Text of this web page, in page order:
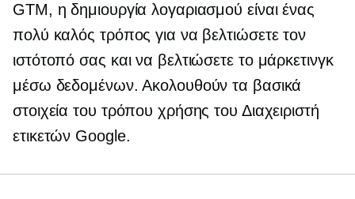
GTM, η δημιουργία λογαριασμού είναι ένας
πολύ καλός τρόπος για να βελτιώσετε τον
ιστότοπό σας και να βελτιώσετε το μάρκετινγκ
μέσω δεδομένων. Ακολουθούν τα βασικά
στοιχεία του τρόπου χρήσης του Διαχειριστή
ετικετών Google.